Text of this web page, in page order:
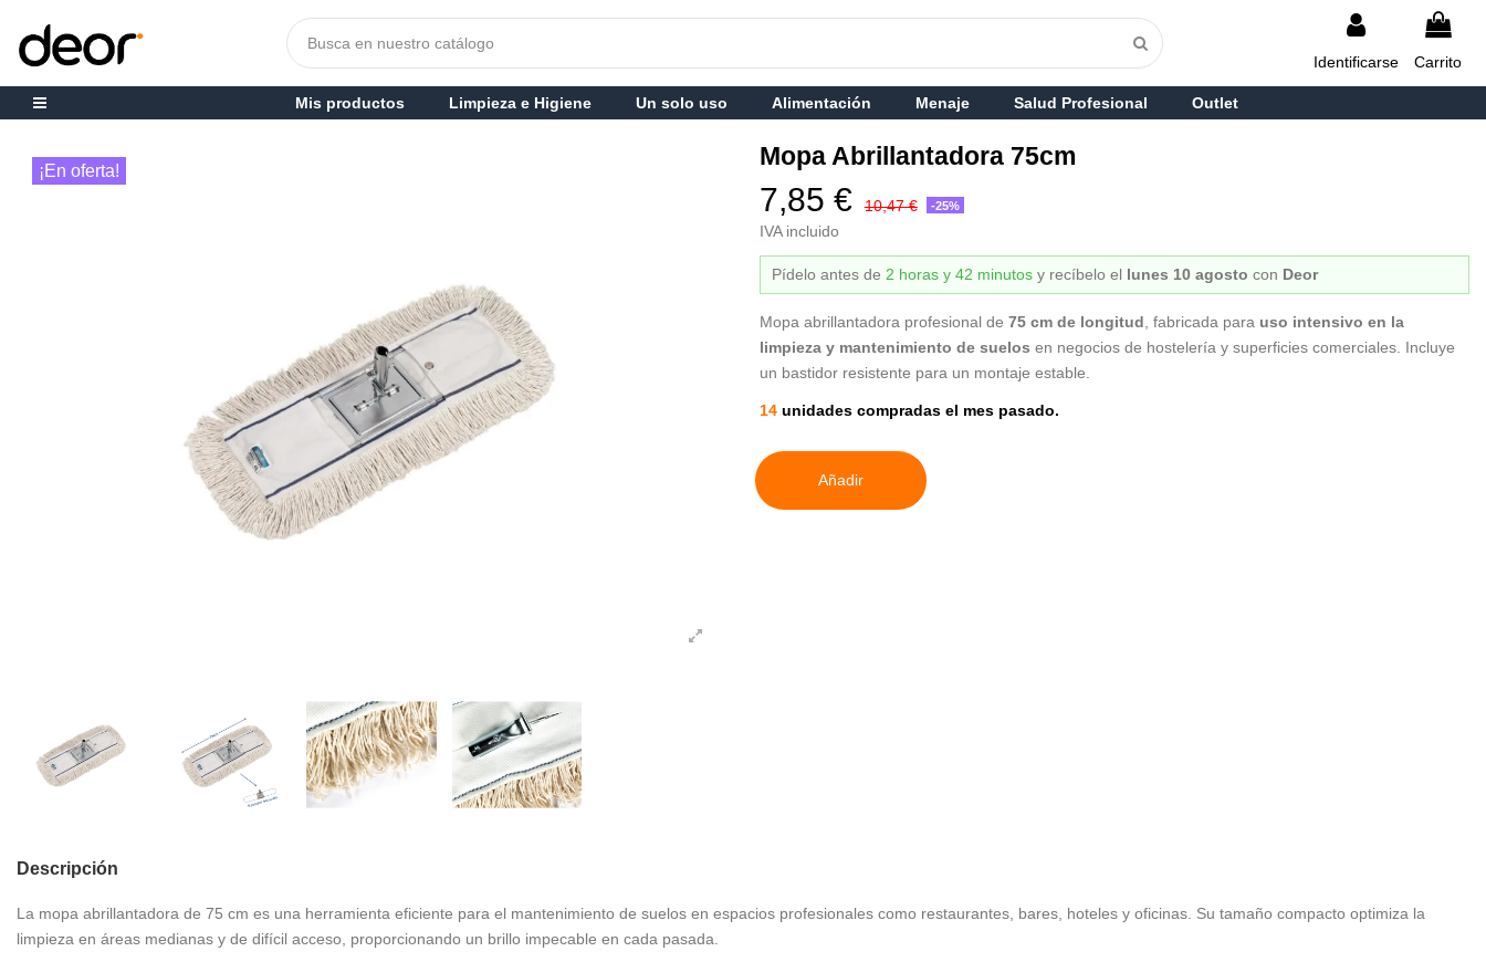
Identificarse Carrito
Mis productos Limpieza e Higiene Un solo uso Alimentación Menaje Salud Profesional Outlet
¡En oferta!
Mopa Abrillantadora 75cm
7,85 € 10,47 € -25%
IVA incluido
Pídelo antes de 2 horas y 42 minutos y recíbelo el lunes 10 agosto con Deor
Mopa abrillantadora profesional de 75 cm de longitud , fabricada para uso intensivo en la
limpieza y mantenimiento de suelos en negocios de hostelería y superficies comerciales. Incluye
un bastidor resistente para un montaje estable.
14 unidades compradas el mes pasado.
Añadir
Descripción
La mopa abrillantadora de 75 cm es una herramienta eficiente para el mantenimiento de suelos en espacios profesionales como restaurantes, bares, hoteles y oficinas. Su tamaño compacto optimiza la
limpieza en áreas medianas y de difícil acceso, proporcionando un brillo impecable en cada pasada.